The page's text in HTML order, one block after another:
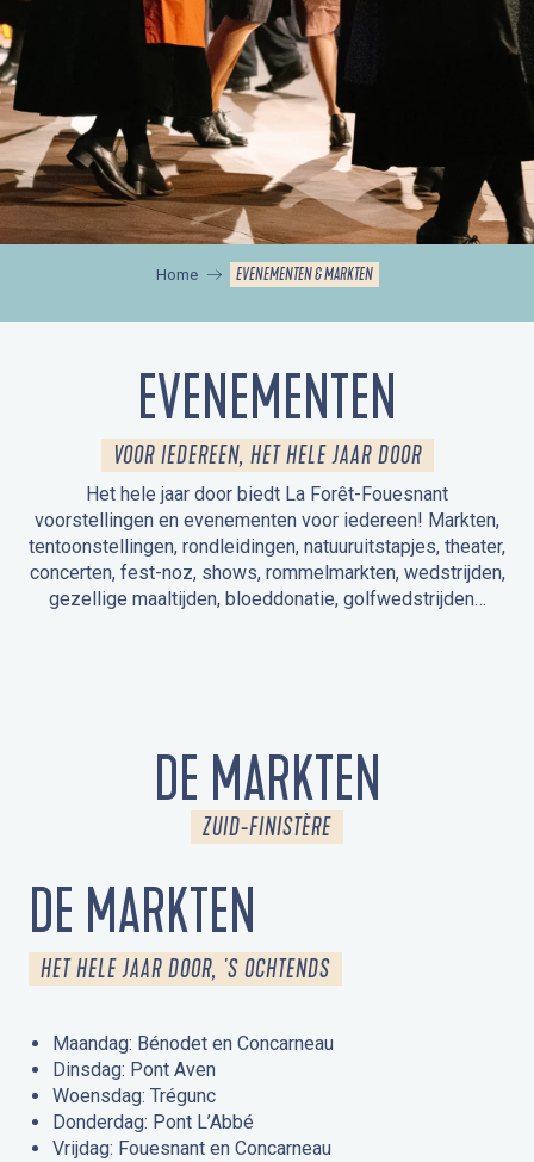
Home EVENEMENTEN & MARKTEN
EVENEMENTEN
VOOR IEDEREEN, HET HELE JAAR DOOR
Het hele jaar door biedt La Forêt-Fouesnant
voorstellingen en evenementen voor iedereen! Markten,
tentoonstellingen, rondleidingen, natuuruitstapjes, theater,
concerten, fest-noz, shows, rommelmarkten, wedstrijden,
gezellige maaltijden, bloeddonatie, golfwedstrijden…
DE MARKTEN
ZUID-FINISTÈRE
DE MARKTEN
HET HELE JAAR DOOR, 'S OCHTENDS
Maandag: Bénodet en Concarneau
Dinsdag: Pont Aven
Woensdag: Trégunc
Donderdag: Pont L’Abbé
Vrijdag: Fouesnant en Concarneau